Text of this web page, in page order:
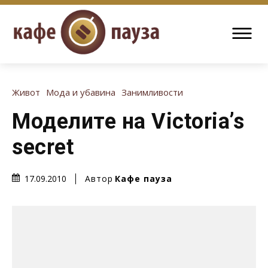
Живот Мода и убавина Занимливости
Моделите на Victoria’s
secret
17.09.2010 Автор Кафе пауза